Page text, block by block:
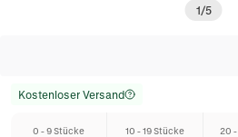
1/5
Kostenloser Versand
0 - 9 Stücke 10 - 19 Stücke 20